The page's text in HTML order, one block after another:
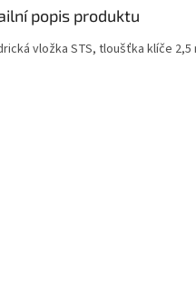
popis produktu
vložka STS, tloušťka klíče